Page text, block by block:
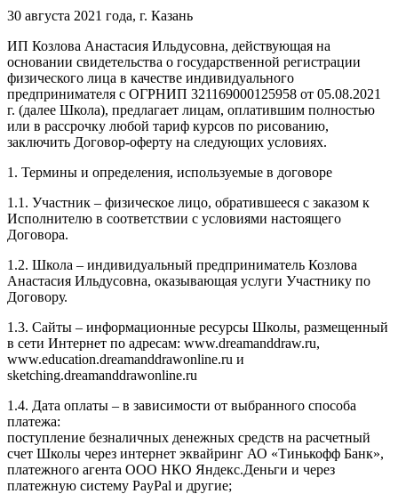
30 августа 2021 года, г. Казань
ИП Козлова Анастасия Ильдусовна, действующая на
основании свидетельства о государственной регистрации
физического лица в качестве индивидуального
предпринимателя с ОГРНИП 321169000125958 от 05.08.2021
г. (далее Школа), предлагает лицам, оплатившим полностью
или в рассрочку любой тариф курсов по рисованию,
заключить Договор-оферту на следующих условиях.
1. Термины и определения, используемые в договоре
1.1. Участник – физическое лицо, обратившееся с заказом к
Исполнителю в соответствии с условиями настоящего
Договора.
1.2. Школа – индивидуальный предприниматель Козлова
Анастасия Ильдусовна, оказывающая услуги Участнику по
Договору.
1.3. Сайты – информационные ресурсы Школы, размещенный
в сети Интернет по адресам: www.dreamanddraw.ru,
www.education.dreamanddrawonline.ru и
sketching.dreamanddrawonline.ru
1.4. Дата оплаты – в зависимости от выбранного способа
платежа:
поступление безналичных денежных средств на расчетный
счет Школы через интернет эквайринг АО «Тинькофф Банк»,
платежного агента ООО НКО Яндекс.Деньги и через
платежную систему PayPal и другие;